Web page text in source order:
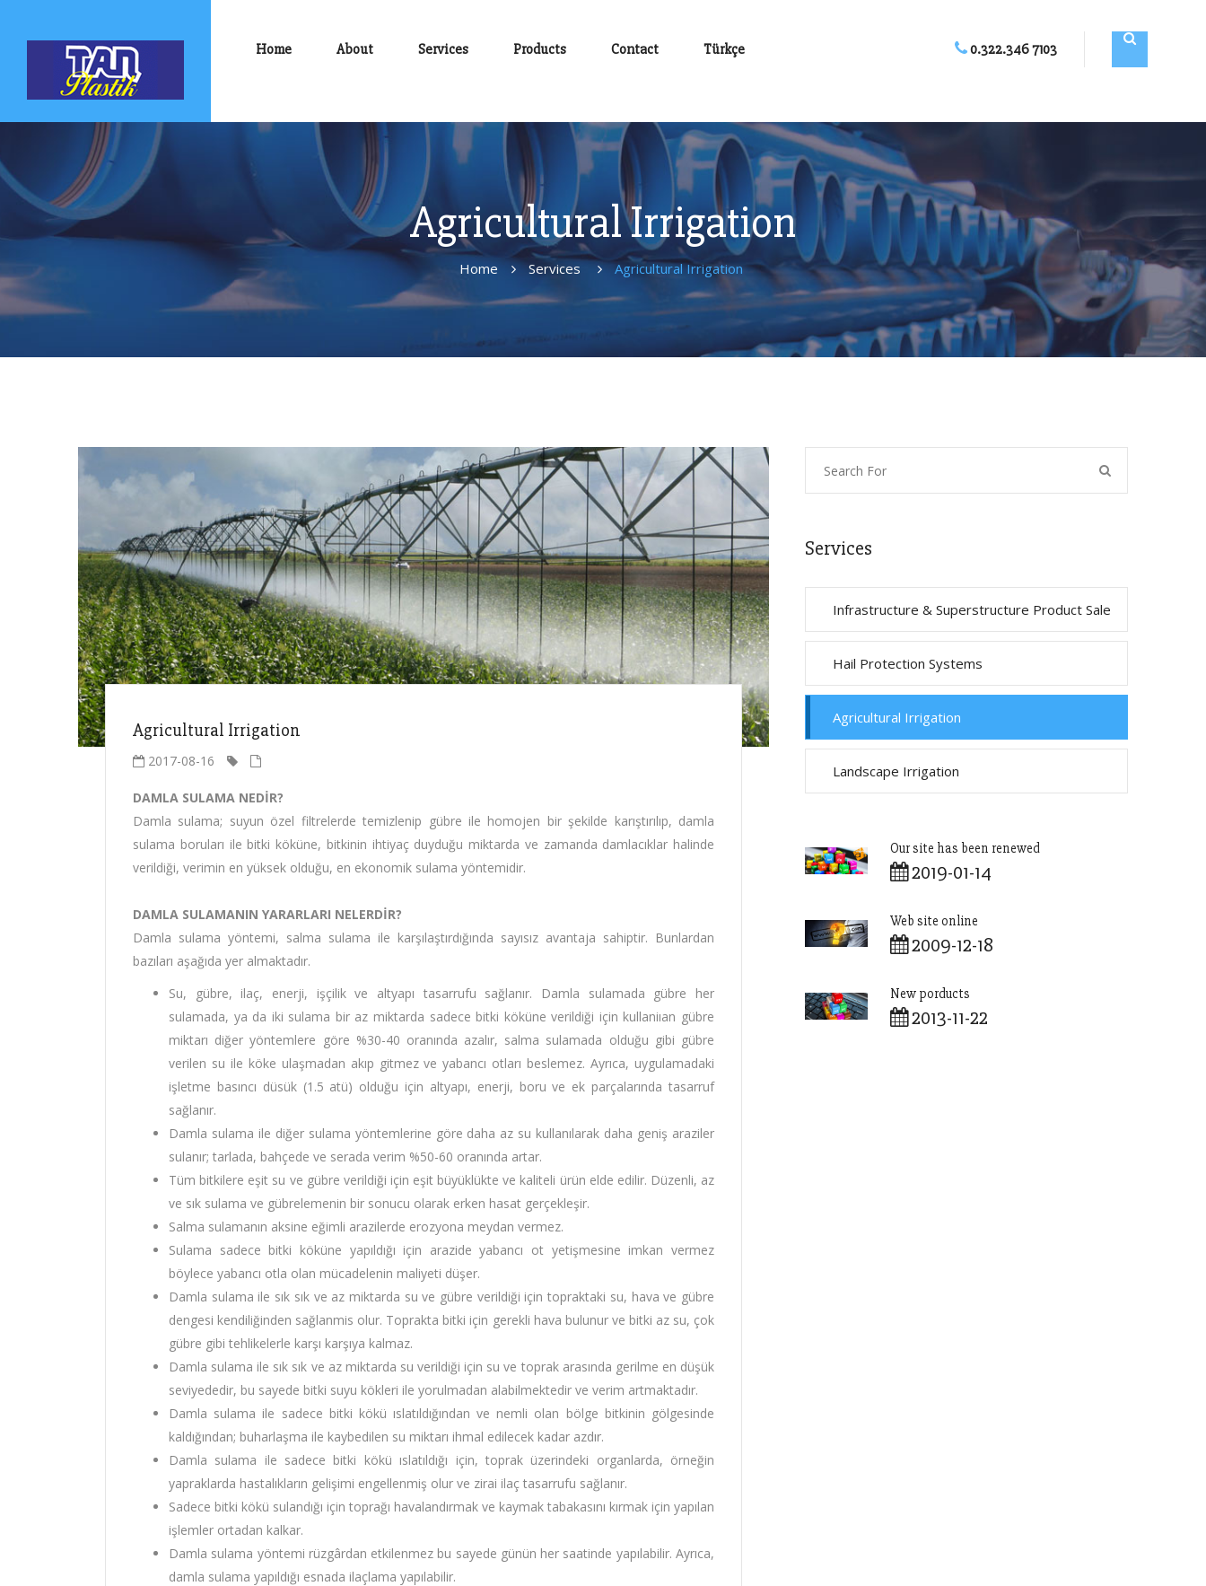
Home About Services Products Contact Türkçe 0.322.346 7103
Agricultural Irrigation
Home Services Agricultural Irrigation
Agricultural Irrigation
2017-08-16
DAMLA SULAMA NEDİR?
Damla sulama; suyun özel filtrelerde temizlenip gübre ile homojen bir şekilde karıştırılıp, damla
sulama boruları ile bitki köküne, bitkinin ihtiyaç duyduğu miktarda ve zamanda damlacıklar halinde
verildiği, verimin en yüksek olduğu, en ekonomik sulama yöntemidir.
DAMLA SULAMANIN YARARLARI NELERDİR?
Damla sulama yöntemi, salma sulama ile karşılaştırdığında sayısız avantaja sahiptir. Bunlardan
bazıları aşağıda yer almaktadır.
Su, gübre, ilaç, enerji, işçilik ve altyapı tasarrufu sağlanır. Damla sulamada gübre her
sulamada, ya da iki sulama bir az miktarda sadece bitki köküne verildiği için kullaniıan gübre
miktarı diğer yöntemlere göre %30-40 oranında azalır, salma sulamada olduğu gibi gübre
verilen su ile köke ulaşmadan akıp gitmez ve yabancı otları beslemez. Ayrıca, uygulamadaki
işletme basıncı düsük (1.5 atü) olduğu için altyapı, enerji, boru ve ek parçalarında tasarruf
sağlanır.
Damla sulama ile diğer sulama yöntemlerine göre daha az su kullanılarak daha geniş araziler
sulanır; tarlada, bahçede ve serada verim %50-60 oranında artar.
Tüm bitkilere eşit su ve gübre verildiği için eşit büyüklükte ve kaliteli ürün elde edilir. Düzenli, az
ve sık sulama ve gübrelemenin bir sonucu olarak erken hasat gerçekleşir.
Salma sulamanın aksine eğimli arazilerde erozyona meydan vermez.
Sulama sadece bitki köküne yapıldığı için arazide yabancı ot yetişmesine imkan vermez
böylece yabancı otla olan mücadelenin maliyeti düşer.
Damla sulama ile sık sık ve az miktarda su ve gübre verildiği için topraktaki su, hava ve gübre
dengesi kendiliğinden sağlanmis olur. Toprakta bitki için gerekli hava bulunur ve bitki az su, çok
gübre gibi tehlikelerle karşı karşıya kalmaz.
Damla sulama ile sık sık ve az miktarda su verildiği için su ve toprak arasında gerilme en düşük
seviyededir, bu sayede bitki suyu kökleri ile yorulmadan alabilmektedir ve verim artmaktadır.
Damla sulama ile sadece bitki kökü ıslatıldığından ve nemli olan bölge bitkinin gölgesinde
kaldığından; buharlaşma ile kaybedilen su miktarı ihmal edilecek kadar azdır.
Damla sulama ile sadece bitki kökü ıslatıldığı için, toprak üzerindeki organlarda, örneğin
yapraklarda hastalıkların gelişimi engellenmiş olur ve zirai ilaç tasarrufu sağlanır.
Sadece bitki kökü sulandığı için toprağı havalandırmak ve kaymak tabakasını kırmak için yapılan
işlemler ortadan kalkar.
Damla sulama yöntemi rüzgârdan etkilenmez bu sayede günün her saatinde yapılabilir. Ayrıca,
damla sulama yapıldığı esnada ilaçlama yapılabilir.
Services
Infrastructure & Superstructure Product Sale
Hail Protection Systems
Agricultural Irrigation
Landscape Irrigation
Our site has been renewed
2019-01-14
Web site online
2009-12-18
New porducts
2013-11-22